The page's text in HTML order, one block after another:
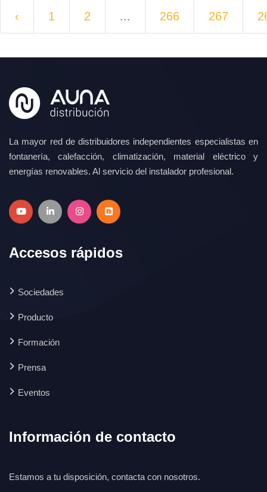
‹ 1 2 ... 266 267
La mayor red de distribuidores independientes especialistas en
fontanería, calefacción, climatización, material eléctrico y
energías renovables. Al servicio del instalador profesional.
Accesos rápidos
Sociedades
Producto
Formación
Prensa
Eventos
Información de contacto
Estamos a tu disposición, contacta con nosotros.